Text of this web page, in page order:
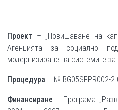
Проект – „Повишаване на
Агенцията за социално
модернизиране на системите за
Процедура – № BG05SFPR002-
Финансиране – Програма